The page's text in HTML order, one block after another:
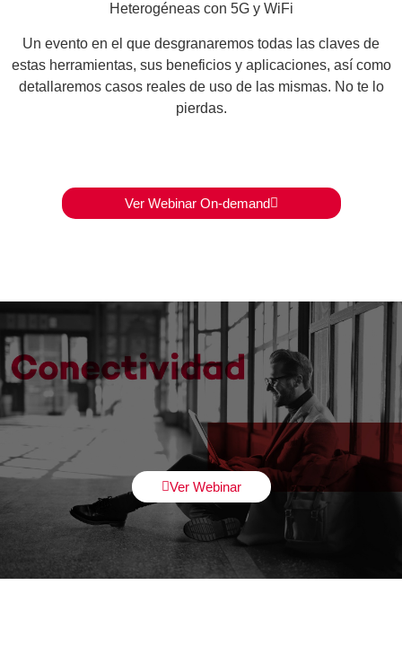
Heterogéneas con 5G y WiFi
Un evento en el que desgranaremos todas las claves de
estas herramientas, sus beneficios y aplicaciones, así como
detallaremos casos reales de usode las mismas. No te lo
pierdas.
Ver Webinar On-demand
Ver Webinar